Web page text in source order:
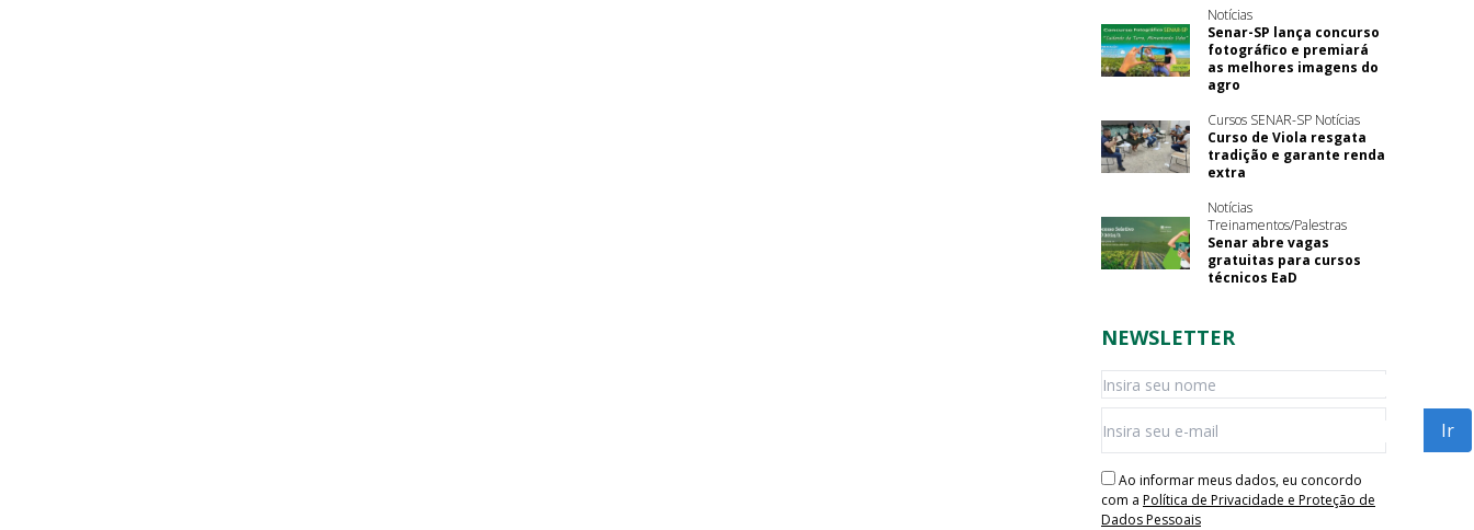
Notícias
Senar-SP lança concurso
fotográfico e premiará
as melhores imagens do
agro
Cursos SENAR-SP Notícias
Curso de Viola resgata
tradição e garante renda
extra
Notícias
Treinamentos/Palestras
Senar abre vagas
gratuitas para cursos
técnicos EaD
NEWSLETTER
Ao informar meus dados, eu concordo
com a Política de Privacidade e Proteção de
Dados Pessoais